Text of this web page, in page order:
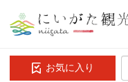
お気に入り